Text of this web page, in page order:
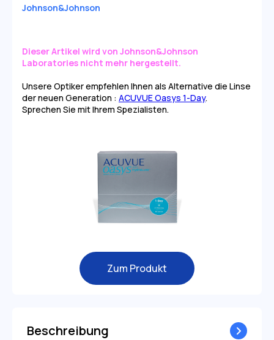
Johnson&Johnson
Dieser Artikel wird von Johnson&Johnson
Laboratories nicht mehr hergestellt.
Unsere Optiker empfehlen Ihnen als Alternative die Linse
der neuen Generation : ACUVUE Oasys 1-Day.
Sprechen Sie mit Ihrem Spezialisten.
Zum Produkt
Beschreibung